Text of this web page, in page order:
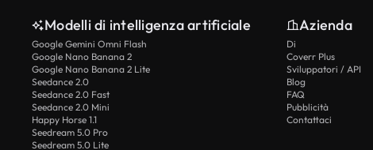
Modelli di intelligenza artificiale
Google Gemini Omni Flash
Google Nano Banana 2
Google Nano Banana 2 Lite
Seedance 2.0
Seedance 2.0 Fast
Seedance 2.0 Mini
Happy Horse 1.1
Seedream 5.0 Pro
Seedream 5.0 Lite
Azienda
Di
Coverr Plus
Sviluppatori / API
Blog
FAQ
Pubblicità
Contattaci